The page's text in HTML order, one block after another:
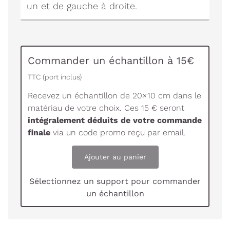
un et de gauche à droite.
Commander un échantillon à 15€
TTC (port inclus)
Recevez un échantillon de 20×10 cm dans le
matériau de votre choix. Ces 15 € seront
intégralement déduits de votre commande
finale via un code promo reçu par email.
Ajouter au panier
Sélectionnez un support pour commander
un échantillon